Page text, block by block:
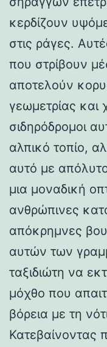
κερδίζουν
στις ράγες.
που στρίβουν
αποτελούν
γεωμετρίας και
σιδηρόδρομοι
αλπικό τοπίο,
αυτό με
μια μοναδική
ανθρώπινες
απόκρημνες
αυτών των
ταξιδιώτη να
μόχθο που
βόρεια με τη
Κατεβαίνοντας